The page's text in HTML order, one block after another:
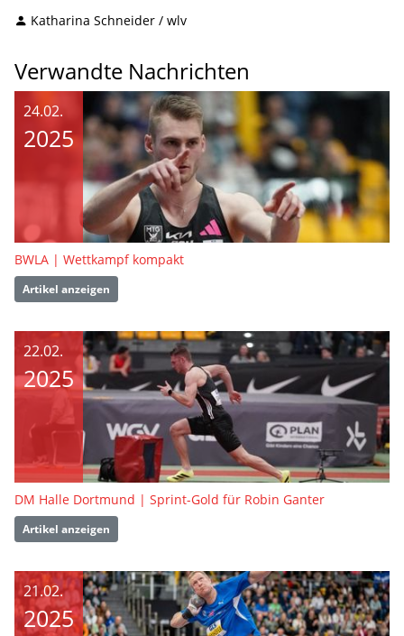
Katharina Schneider / wlv
Verwandte Nachrichten
24.02.
2025
BWLA | Wettkampf kompakt
Artikel anzeigen
22.02.
2025
DM Halle Dortmund | Sprint-Gold für Robin Ganter
Artikel anzeigen
21.02.
2025